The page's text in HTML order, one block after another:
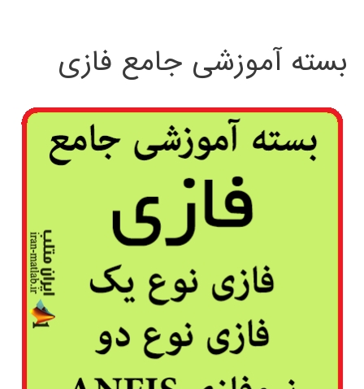
بسته آموزشی جامع فازی